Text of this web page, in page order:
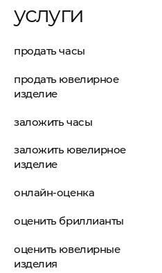
услуги
продать часы
продать ювелирное
изделие
заложить часы
заложить ювелирное
изделие
онлайн-оценка
оценить бриллианты
оценить ювелирные
изделия